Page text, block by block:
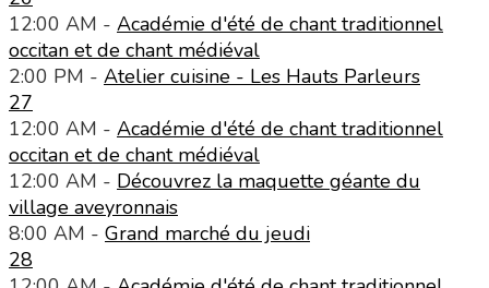
12:00 AM - Académie d'été de chant traditionnel
occitan et de chant médiéval
2:00 PM - Atelier cuisine - Les Hauts Parleurs
27
12:00 AM - Académie d'été de chant traditionnel
occitan et de chant médiéval
12:00 AM - Découvrez la maquette géante du
village aveyronnais
8:00 AM - Grand marché du jeudi
28